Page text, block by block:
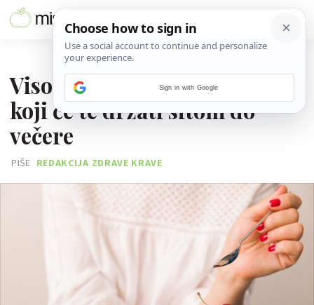
Visokoproteinski snackovi
koji će te držati sitom do
večere
PIŠE REDAKCIJA ZDRAVE KRAVE
Sign in with Google